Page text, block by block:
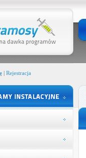
| Rejestracja